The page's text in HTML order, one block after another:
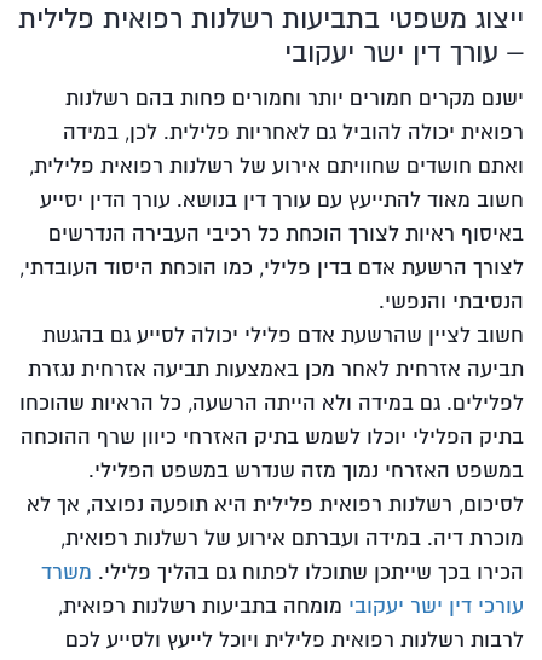
ייצוג משפטי בתביעות רשלנות רפואית פלילית
– עורך דין ישר יעקובי
ישנם מקרים חמורים יותר וחמורים פחות בהם רשלנות
רפואית יכולה להוביל גם לאחריות פלילית. לכן, במידה
ואתם חושדים שחוויתם אירוע של רשלנות רפואית פלילית,
חשוב מאוד להתייעץ עם עורך דין בנושא. עורך הדין יסייע
באיסוף ראיות לצורך הוכחת כל רכיבי העבירה הנדרשים
לצורך הרשעת אדם בדין פלילי, כמו הוכחת היסוד העובדתי,
הנסיבתי והנפשי.
חשוב לציין שהרשעת אדם פלילי יכולה לסייע גם בהגשת
תביעה אזרחית לאחר מכן באמצעות תביעה אזרחית נגזרת
לפלילים. גם במידה ולא הייתה הרשעה, כל הראיות שהוכחו
בתיק הפלילי יוכלו לשמש בתיק האזרחי כיוון שרף ההוכחה
במשפט האזרחי נמוך מזה שנדרש במשפט הפלילי.
לסיכום, רשלנות רפואית פלילית היא תופעה נפוצה, אך לא
מוכרת דיה. במידה ועברתם אירוע של רשלנות רפואית,
הכירו בכך שייתכן שתוכלו לפתוח גם בהליך פלילי. משרד
עורכי דין ישר יעקובי מומחה בתביעות רשלנות רפואית,
לרבות רשלנות רפואית פלילית ויוכל לייעץ ולסייע לכם